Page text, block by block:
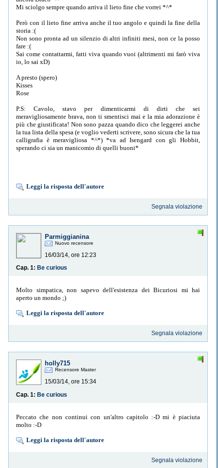
Mi sciolgo sempre quando arriva il lieto fine che vorrei *^*
Però con il lieto fine arriva anche il tuo angolo e quindi la fine della
storia :(
Non sono pronta ad un silenzio di altri infiniti mesi, non ce la posso
fare :(
Sai come contattarmi, fatti viva quando vuoi (altrimenti mi farò viva
io, lo sai xD)
A presto (spero)
Kisses
Rose
P.S: Cavolo, stavo per dimenticarmi di dirti che sei
meravigliosamente brava, non ti smentisci mai e la mia adorazione è
più che giustificata! Non sono pazza quando dico che leggerei anche
la tua lista della spesa (e voglio vederti scrivere, sono sicura che la tua
calligrafia è meravigliosa *^*) *va ad Isengard con gli Hobbit,
sperando ci sia un manicomio di quelli buoni*
Leggi la risposta dell'autore
Segnala violazione
Parmiggianina
Nuovo recensore
16/03/14, ore 12:23
Cap. 1: Be curious
Molto simpatica, non sapevo dell'esistenza dei Bicuriosi mi hai
aperto un mondo ;)
Leggi la risposta dell'autore
Segnala violazione
holly715
Recensore Master
15/03/14, ore 15:34
Cap. 1: Be curious
Peccato che non continui con un'altro capitolo :-D mi è piaciuta
molto :-D
Leggi la risposta dell'autore
Segnala violazione